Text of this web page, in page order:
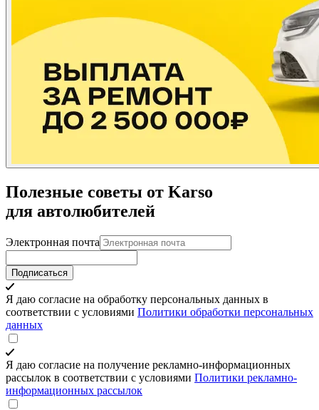
Полезные советы от Karso
для автолюбителей
Электронная почта
Подписаться
Я даю согласие на обработку персональных данных в
соответствии с условиями Политики обработки персональных
данных
Я даю согласие на получение рекламно-информационных
рассылок в соответствии с условиями Политики рекламно-
информационных рассылок